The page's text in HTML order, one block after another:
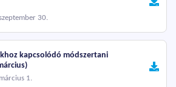
30.
kapcsolódó módszertani
1.